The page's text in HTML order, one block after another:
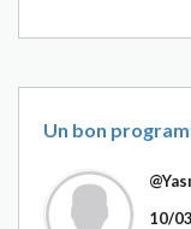
Un bon
10/